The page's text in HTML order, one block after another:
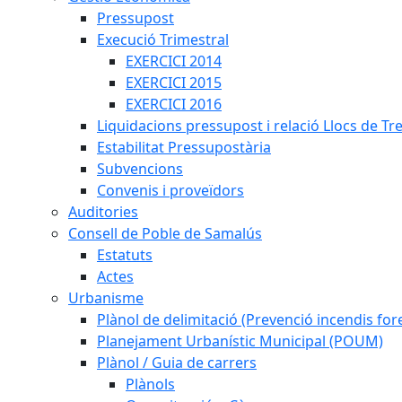
Pressupost
Execució Trimestral
EXERCICI 2014
EXERCICI 2015
EXERCICI 2016
Liquidacions pressupost i relació Llocs de
Estabilitat Pressupostària
Subvencions
Convenis i proveïdors
Auditories
Consell de Poble de Samalús
Estatuts
Actes
Urbanisme
Plànol de delimitació (Prevenció incendis
Planejament Urbanístic Municipal (POUM)
Plànol / Guia de carrers
Plànols